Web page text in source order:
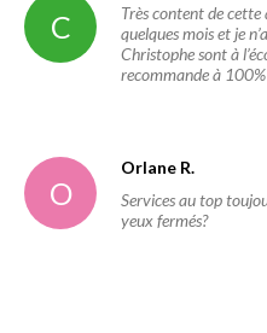
C
Très content de cette
quelques mois et je
Christophe sont à
recommande à 100%
O
Orlane R.
Services au top
yeux fermés?